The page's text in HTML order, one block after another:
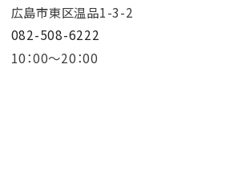
広島市東区温品1-3-2
082-508-6222
10：00～20：00